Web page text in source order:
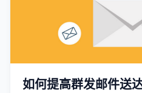
如何提高群发邮件送